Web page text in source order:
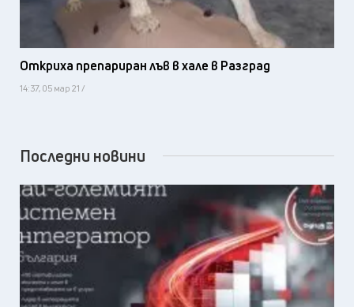
Откриха препариран лъв в хале в Разград
14:37, 05 мар 21 /
Последни новини